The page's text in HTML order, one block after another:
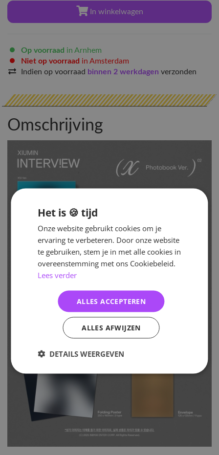
In winkelwagen
Op voorraad in Arnhem
Niet op voorraad in Amsterdam
Indien op voorraad binnen 2 werkdagen verzonden
Omschrijving
Het is 🍪 tijd
Onze website gebruikt cookies om je
ervaring te verbeteren. Door onze website
te gebruiken, stem je in met alle cookies in
overeenstemming met ons Cookiebeleid.
Lees verder
ALLES ACCEPTEREN
ALLES AFWIJZEN
DETAILS WEERGEVEN